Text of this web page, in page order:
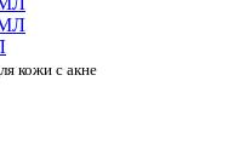
кожи с акне